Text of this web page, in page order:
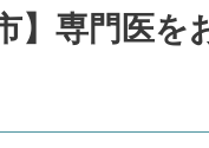
】専門医